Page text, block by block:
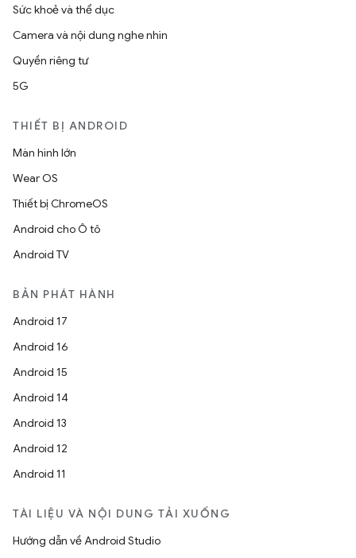
Sức khoẻ và thể dục
Camera và nội dung nghe nhìn
Quyền riêng tư
5G
THIẾT BỊ ANDROID
Màn hình lớn
Wear OS
Thiết bị ChromeOS
Android cho Ô tô
Android TV
BẢN PHÁT HÀNH
Android 17
Android 16
Android 15
Android 14
Android 13
Android 12
Android 11
TÀI LIỆU VÀ NỘI DUNG TẢI XUỐNG
Hướng dẫn về Android Studio